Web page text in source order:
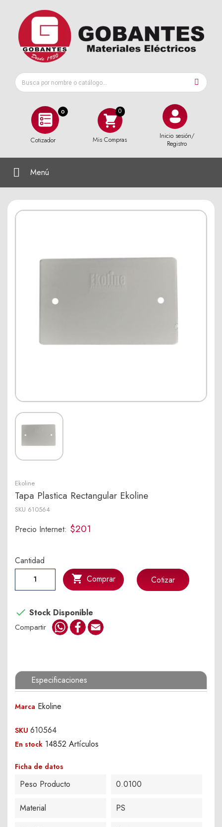
0
Cotizador Mis Compras
Inicio sesión/
Registro
Menú
Ekoline
Tapa Plastica Rectangular Ekoline
SKU 610564
Precio Internet: $201
Cantidad
 Comprar
 Stock Disponible
Cotizar
Compartir WhatsApp
Facebook
Especificaciones
Marca Ekoline
SKU 610564
En stock 14852 Artículos
Ficha de datos
Peso Producto 0.0100
Material PS